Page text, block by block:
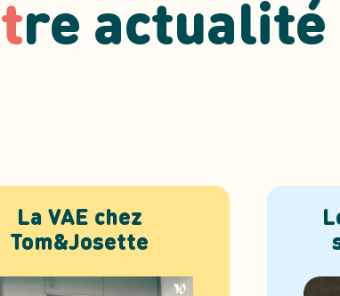
tre actualité
La VAE chez
Tom&Josette